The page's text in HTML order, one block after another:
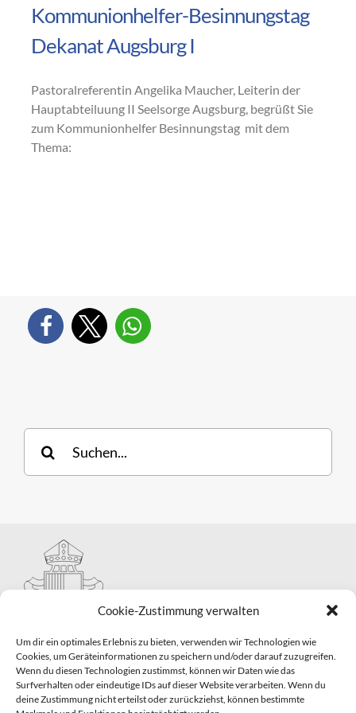
Cookie-Zustimmung verwalten
Um dir ein optimales Erlebnis zu bieten, verwenden wir Technologien wie
Cookies, um Geräteinformationen zu speichern und/oder darauf zuzugreifen.
Wenn du diesen Technologien zustimmst, können wir Daten wie das
Surfverhalten oder eindeutige IDs auf dieser Website verarbeiten. Wenn du
deine Zustimmung nicht erteilst oder zurückziehst, können bestimmte
Kommunionhelfer-Besinnungstag
Dekanat Augsburg I
Pastoralreferentin Angelika Maucher, Leiterin der
Hauptabteiluung II Seelsorge Augsburg, begrüßt Sie
zum Kommunionhelfer Besinnungstag mit dem
Thema:
nach:
Hauptabteilung II – Seelsorge
Pastorale Grunddienste und Sakramentenpastoral
Telefon: 0821 3166-2593